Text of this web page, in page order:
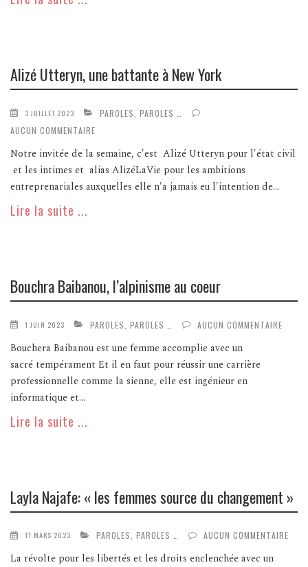
Alizé Utteryn, une battante à New York
3 JUILLET 2023
PAROLES, PAROLES …
AUCUN COMMENTAIRE
Notre invitée de la semaine, c'est Alizé Utteryn pour l'état civil
et les intimes et alias AlizéLaVie pour les ambitions
entreprenariales auxquelles elle n'a jamais eu l'intention de...
Lire la suite ...
Bouchra Baibanou, l’alpinisme au coeur
1 JUIN 2023 PAROLES, PAROLES … AUCUN COMMENTAIRE
Bouchera Baibanou est une femme accomplie avec un
sacré tempérament Et il en faut pour réussir une carrière
professionnelle comme la sienne, elle est ingénieur en
informatique et...
Lire la suite ...
Layla Najafe: « les femmes source du changement »
11 MARS 2023 PAROLES, PAROLES … AUCUN COMMENTAIRE
La révolte pour les libertés et les droits enclenchée avec un